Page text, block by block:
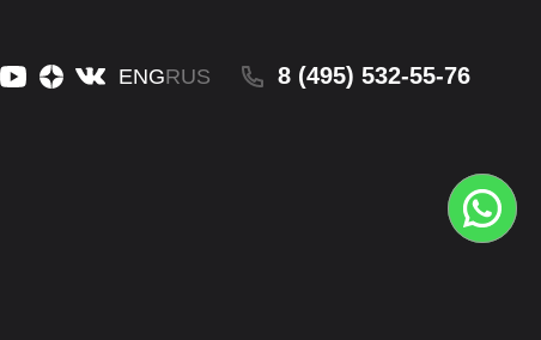
8 (495) 532-55-76
RUS
ENG